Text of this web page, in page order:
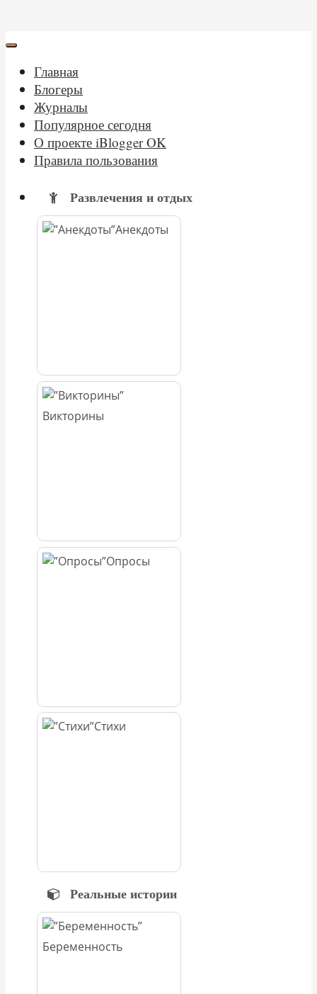
Главная
Блогеры
Журналы
Популярное сегодня
О проекте iBlogger OK
Правила пользования
Развлечения и отдых
Анекдоты
Викторины
Опросы
Стихи
Реальные истории
Беременность